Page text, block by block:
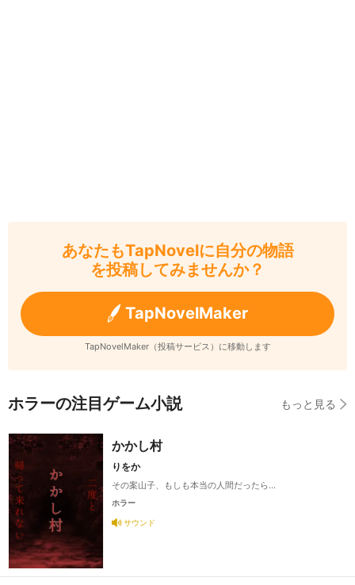
あなたもTapNovelに自分の物語
を投稿してみませんか？
TapNovelMaker
TapNovelMaker（投稿サービス）に移動します
ホラーの注目ゲーム小説 もっと見る
かかし村
りをか
その案山子、もしも本当の人間だったら…
ホラー
サウンド